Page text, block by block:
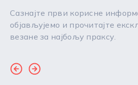
Сазнајте први корисне
објављујемо и прочитајте
везане за најбољу праксу.